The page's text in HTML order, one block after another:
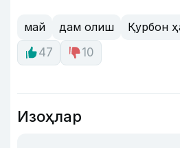
май дам олиш
Қурбон
47
10
Изоҳлар